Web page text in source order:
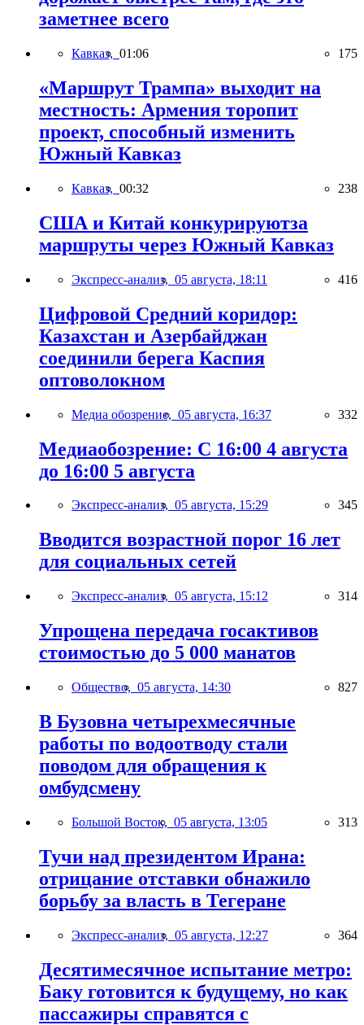
заметнее всего
Кавказ, 01:06 175
«Маршрут Трампа» выходит на
местность: Армения торопит
проект, способный изменить
Южный Кавказ
Кавказ, 00:32 238
США и Китай конкурируютза
маршруты через Южный Кавказ
Экспресс-анализ, 05 августа, 18:11 416
Цифровой Средний коридор:
Казахстан и Азербайджан
соединили берега Каспия
оптоволокном
Медиа обозрение, 05 августа, 16:37 332
Медиаобозрение: С 16:00 4 августа
до 16:00 5 августа
Экспресс-анализ, 05 августа, 15:29 345
Вводится возрастной порог 16 лет
для социальных сетей
Экспресс-анализ, 05 августа, 15:12 314
Упрощена передача госактивов
стоимостью до 5 000 манатов
Общество, 05 августа, 14:30 827
В Бузовна четырехмесячные
работы по водоотводу стали
поводом для обращения к
омбудсмену
Большой Восток, 05 августа, 13:05 313
Тучи над президентом Ирана:
отрицание отставки обнажило
борьбу за власть в Тегеране
Экспресс-анализ, 05 августа, 12:27 364
Десятимесячное испытание метро:
Баку готовится к будущему, но как
пассажиры справятся с